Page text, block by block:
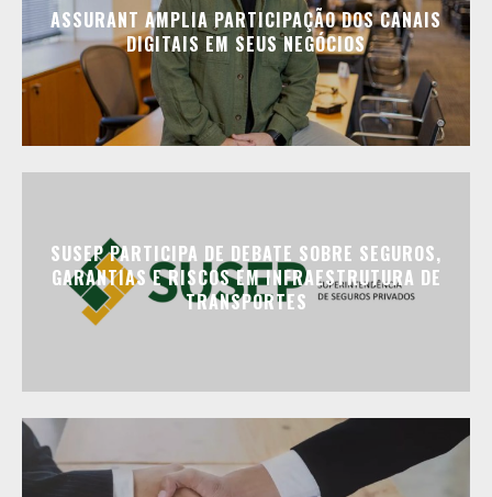
ASSURANT AMPLIA PARTICIPAÇÃO DOS CANAIS
DIGITAIS EM SEUS NEGÓCIOS
SUSEP PARTICIPA DE DEBATE SOBRE SEGUROS,
GARANTIAS E RISCOS EM INFRAESTRUTURA DE
TRANSPORTES